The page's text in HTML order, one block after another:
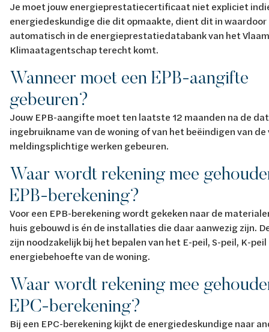
Je moet jouw energieprestatiecertificaat niet expliciet
energiedeskundige die dit opmaakte, dient dit in
automatisch in de energieprestatiedatabank van het
Klimaatagentschap terecht komt.
Wanneer moet een EPB-aangifte
gebeuren?
Jouw EPB-aangifte moet ten laatste 12 maanden na de
ingebruikname van de woning of van het beëindigen van
meldingsplichtige werken gebeuren.
Waar wordt rekening mee
EPB-berekening?
Voor een EPB-berekening wordt gekeken naar de
huis gebouwd is én de installaties die daar aanwezig zijn.
zijn noodzakelijk bij het bepalen van het E-peil, S-peil, K-
energiebehoefte van de woning.
Waar wordt rekening mee
EPC-berekening?
Bij een EPC-berekening kijkt de energiedeskundige naar